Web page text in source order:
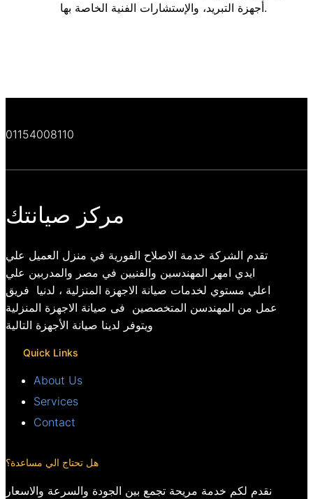
أجهزة التبريد، والإستشارات الفنية الخاصة بها.
01154008110
مركز صيانتك
تقدم الشركة خدمة الاصلاح الفورية في منزل العميل علي
ايدي امهر المهندسين والفنيين في مصر والمدربين علي
اعلي مستوي لخدمات صيانة الاجهزة المنزلية ، لدنيا فريق
عمل من المهندسن المتخصصين فى صيانة الاجهزة المنزلية
ويتوفر لدينا صيانة الأجهزة التالية
Quick Links
About Us
Services
Contact
هل تحتاج الي مساعدة؟
نقدم لكم خدمة مريحة تجمع بين الجودة والسرعة والاسعار